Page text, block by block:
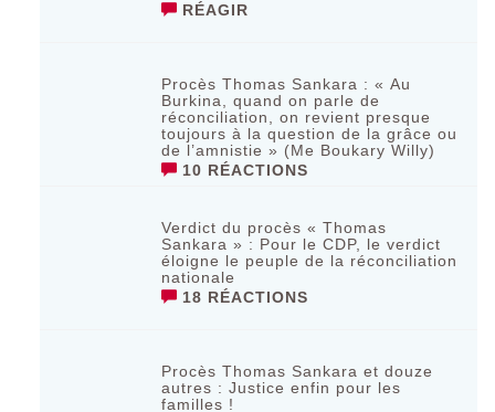
RÉAGIR
Procès Thomas Sankara : « Au
Burkina, quand on parle de
réconciliation, on revient presque
toujours à la question de la grâce ou
de l’amnistie » (Me Boukary Willy)
10 RÉACTIONS
Verdict du procès « Thomas
Sankara » : Pour le CDP, le verdict
éloigne le peuple de la réconciliation
nationale
18 RÉACTIONS
Procès Thomas Sankara et douze
autres : Justice enfin pour les
familles !